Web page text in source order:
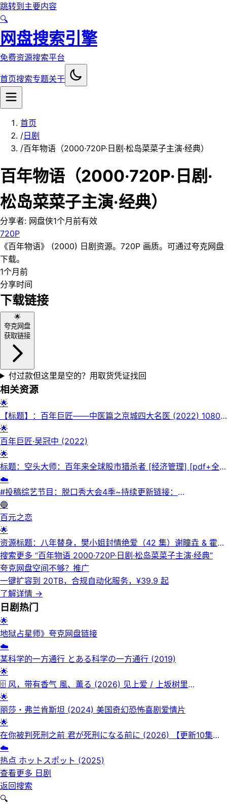
跳转到主要内容
🔍
网盘搜索引擎
免费资源搜索平台
首页搜索专题关于
首页
/ 日剧
/百年物语（2000·720P·日剧·松岛菜菜子主演·经典）
百年物语（2000·720P·日剧·
松岛菜菜子主演·经典）
分享者: 网盘侠1个月前有效
720P
《百年物语》 (2000) 日剧资源。720P 画质。可通过夸克网盘
下载。
1个月前
分享时间
下载链接
🌟
夸克网盘
获取链接
付过款但这里是空的？用取货凭证找回
相关资源
🌟
【标题】：百年巨匠——中医篇之京城四大名医 (2022) 1080P
国语中字 全8集
🌟
百年巨匠·吴冠中 (2022)
🌟
标题：空头大师：百年来全球股市猎杀者 [ 经济管理] [pdf+全
格式]
☁️
#投稿综艺节目：脱口秀大会4季~持续更新链接：
https://www.aliyundrive.com/s/74ofLny5Fk3建党百年深圳主
题光影秀《光辉杰作》 (2021)链接：
https://www.aliyundrive.com/s/Hkt3AYfnb7y朗读者链接：
https://www.aliyundrive.com/s/CEtgoYVbsgF一本好书链
接：https://www.aliyundrive.com/s/yd9GmPvDDxX见字如
面链接：https://www.aliyundrive.com/s/1xJNHY3ifmv故事
里的中国链接：
https://www.aliyundrive.com/s/kN4P8EWp5cy2019主持人
大赛链接：https://www.aliyundrive.com/s/Y9wuBXaJWe1中
国诗词大会链接：
https://www.aliyundrive.com/s/SD9LtoYwKjR如果国宝会说
话.Every.Treasure.Tells.a.Story (2018)链接：
https://www.aliyundrive.co
🔵
百元之恋
🌟
资源标题：八年替身，樊小姐封情绝爱（42 集）谢瞳垚 & 霍志
恒
搜索更多 “百年物语 2000·720P·日剧·松岛菜菜子主演·经典”
夸克网盘空间不够？ 推广
一键扩容到 20TB，合规自动化服务，¥39.9 起
了解详情 →
日剧 热门
🌟
地狱占星师》夸克网盘链接
☁️
某科学的一方通行 とある科学の一方通行 (2019)
🌟
🗄 风，带有香气 風、薫る (2026) 见上爱 / 上坂树里
【1080p】【内嵌官方中字】 【2026前段晨间剧】【日剧】
【更新92集】
🌟
丽莎・弗兰肯斯坦 (2024) 美国奇幻恐怖喜剧爱情片
🌟
在你被判死刑之前 君が死刑になる前に (2026) 【更新10集】
加藤清史郎/铃木仁/与田祐希 【1080p】【内嵌官方中字】【日
剧】
☁️
热点 ホットスポット (2025)
查看更多 日剧
返回搜索
🔍